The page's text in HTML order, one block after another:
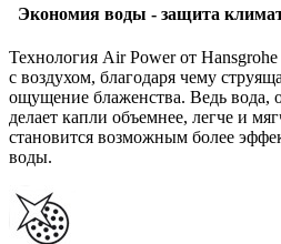
Экономия воды - защита
Технология Air Power от
с воздухом, благодаря чему
ощущение блаженства. Ведь вода,
делает капли объемнее, легче и
становится возможным более
воды.